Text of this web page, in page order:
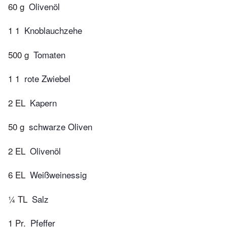
60 g Olivenöl
1 1 Knoblauchzehe
500 g Tomaten
1 1 rote Zwiebel
2 EL Kapern
50 g schwarze Oliven
2 EL Olivenöl
6 EL Weißweinessig
¼ TL Salz
1 Pr. Pfeffer